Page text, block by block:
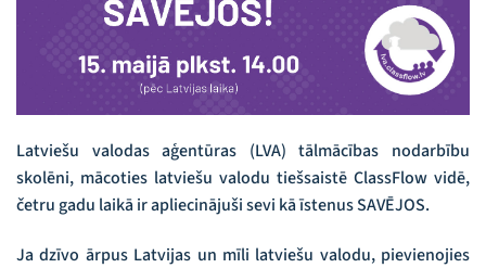
Latviešu valodas aģentūras (LVA) tālmācības nodarbību
skolēni, mācoties latviešu valodu tiešsaistē ClassFlow vidē,
četru gadu laikā ir apliecinājuši sevi kā īstenus SAVĒJOS.
Ja dzīvo ārpus Latvijas un mīli latviešu valodu, pievienojies